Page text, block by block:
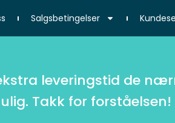
Salgsbetingelser
leveringstid de
Takk for forståelsen!